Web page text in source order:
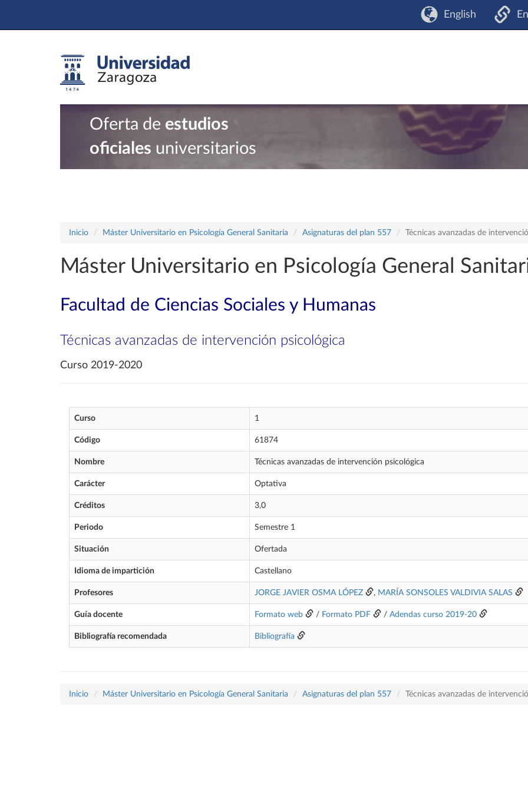
English
Oferta de estudios
oficiales universitarios
Inicio Máster Universitario en Psicología General Sanitaria Asignaturas del plan 557 Técnicas avanzadas de
Máster Universitario en Psicología General
Facultad de Ciencias Sociales y Humanas
Técnicas avanzadas de intervención psicológica
Curso 2019-2020
Curso 1
Código 61874
Nombre Técnicas avanzadas de intervención psicológica
Carácter Optativa
Créditos 3,0
Periodo Semestre 1
Situación Ofertada
Idioma de impartición Castellano
Profesores JORGE JAVIER OSMA LÓPEZ , MARÍA SONSOLES VALDIVIA SALAS
Guía docente Formato web / Formato PDF / Adendas curso 2019-20
Bibliografía recomendada Bibliografía
Inicio Máster Universitario en Psicología General Sanitaria Asignaturas del plan 557 Técnicas avanzadas de